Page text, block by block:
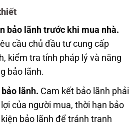
bảo lãnh trước khi mua nhà.
cầu chủ đầu tư cung cấp
kiểm tra tính pháp lý và năng
bảo lãnh.
lãnh. Cam kết bảo lãnh phải
của người mua, thời hạn bảo
bảo lãnh để tránh tranh